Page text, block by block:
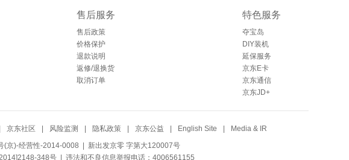
售后服务
售后政策
价格保护
退款说明
返修/退换货
取消订单
特色服务
夺宝岛
DIY装机
延保服务
京东E卡
京东通信
京东JD+
京东社区 风险监测 隐私政策 京东公益 English Site Media & IR
(京)-经营性-2014-0008 | 新出发京零 字第大120007号
348号| 违法和不良信息举报电话：4006561155